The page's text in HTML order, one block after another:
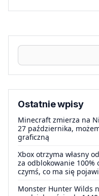
Ostatnie wpisy
Minecraft zmierza na
27 października,
graficzną
Xbox otrzyma własny
za odblokowanie 100%
czymś, co ma się
Monster Hunter Wilds